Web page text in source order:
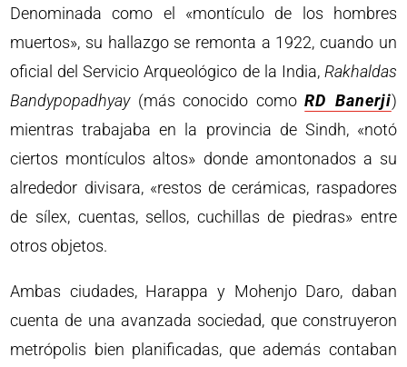
Denominada como el «montículo de los hombres
muertos», su hallazgo se remonta a 1922, cuando un
oficial del Servicio Arqueológico de la India, Rakhaldas
Bandypopadhyay(más conocido comoRD Banerji)
mientras trabajaba en la provincia de Sindh, «notó
ciertos montículos altos» donde amontonados a su
alrededor divisara, «restos de cerámicas, raspadores
de sílex, cuentas, sellos, cuchillas de piedras» entre
otros objetos.
Ambas ciudades, Harappa y Mohenjo Daro, daban
cuenta de una avanzada sociedad, que construyeron
metrópolis bien planificadas, que además contaban